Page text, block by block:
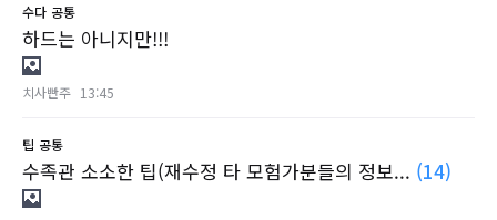
수다 공통
하드는 아니지만!!!
치사빤주 13:45
팁 공통
수족관 소소한 팁(재수정 타 모험가분들의 정보... (14)